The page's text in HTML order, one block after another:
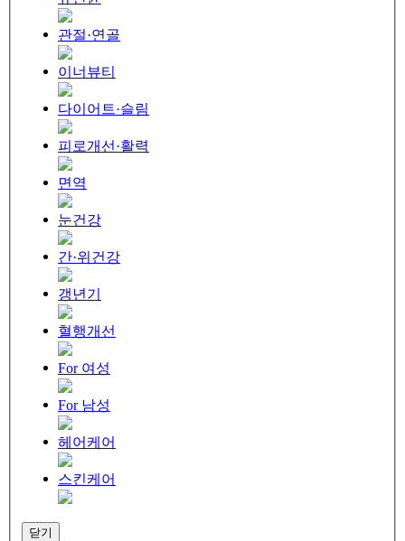
관절·연골
이너뷰티
다이어트·슬림
피로개선·활력
면역
눈건강
간·위건강
갱년기
혈행개선
For 여성
For 남성
헤어케어
스킨케어
닫기